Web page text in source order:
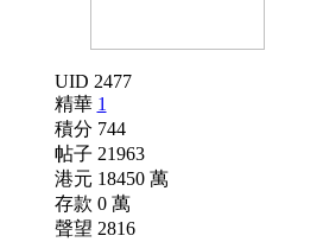
UID 2477
精華 1
積分 744
帖子 21963
港元 18450 萬
存款 0 萬
聲望 2816